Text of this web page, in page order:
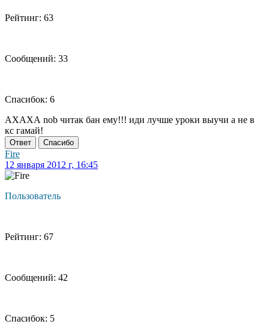
Рейтинг: 63
Сообщений: 33
Спасибок: 6
АХАХА nob читак бан ему!!! иди лучше уроки выучи а не в
кс гамай!
Ответ Спасибо
Fire
12 января 2012 г, 16:45
Пользователь
Рейтинг: 67
Сообщений: 42
Спасибок: 5